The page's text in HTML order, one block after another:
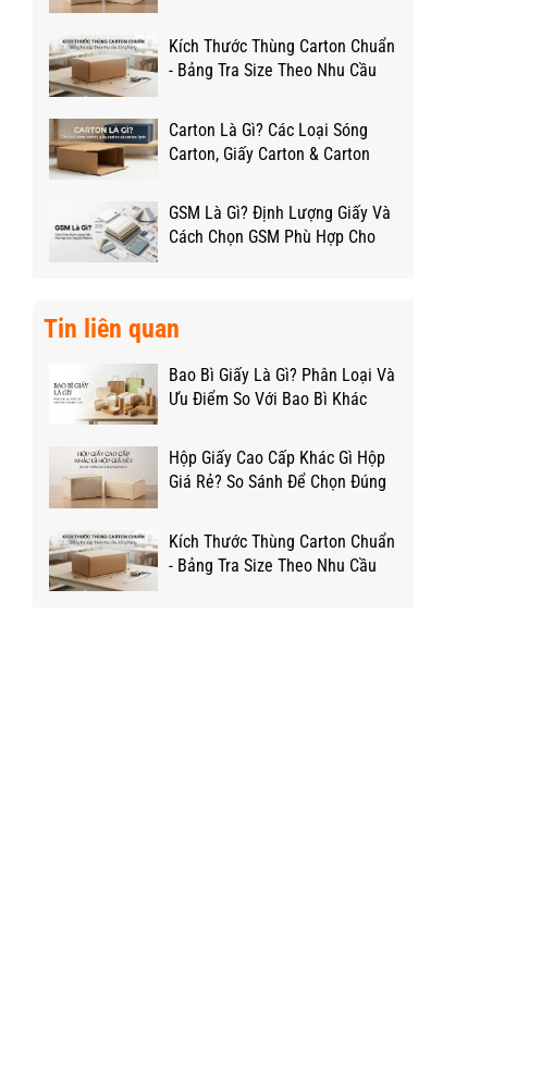
Kích Thước Thùng Carton Chuẩn
- Bảng Tra Size Theo Nhu Cầu
Carton Là Gì? Các Loại Sóng
Carton, Giấy Carton & Carton
GSM Là Gì? Định Lượng Giấy Và
Cách Chọn GSM Phù Hợp Cho
Tin liên quan
Bao Bì Giấy Là Gì? Phân Loại Và
Ưu Điểm So Với Bao Bì Khác
Hộp Giấy Cao Cấp Khác Gì Hộp
Giá Rẻ? So Sánh Để Chọn Đúng
Kích Thước Thùng Carton Chuẩn
- Bảng Tra Size Theo Nhu Cầu